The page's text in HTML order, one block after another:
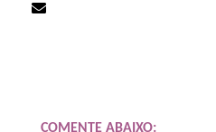
COMENTE ABAIXO: